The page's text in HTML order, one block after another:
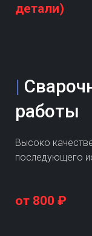
детали)
|
работы
Высоко
последующего
от 800 ₽